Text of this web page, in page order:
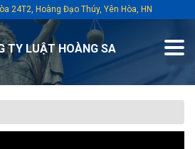
TY LUẬT HOÀNG SA
24T2, Hoàng Đạo Thúy, Yên Hòa, HN